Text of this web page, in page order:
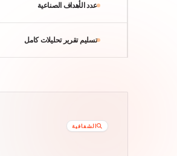
عدد الأهداف الصناعية
تسليم تقرير تحليلات كامل
الشفافية